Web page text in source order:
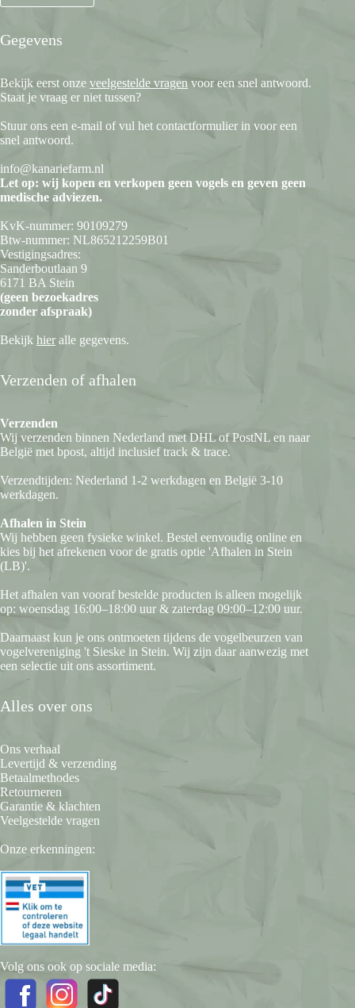
Gegevens
Bekijk eerst onze veelgestelde vragenvoor een snel antwoord.
Staat je vraag er niet tussen?
Stuur ons een e-mail of vul het contactformulier in voor een
snel antwoord.
info@kanariefarm.nl
Let op: wij kopen en verkopen geen vogels en geven geen
medische adviezen.
KvK-nummer: 90109279
Btw-nummer: NL865212259B01
Vestigingsadres:
Sanderboutlaan 9
6171 BA Stein
(geen bezoekadres
zonder afspraak)
Bekijk hier alle gegevens.
Verzenden of afhalen
Verzenden
Wij verzenden binnen Nederland met DHL of PostNL en naar
België met bpost, altijd inclusief track & trace.
Verzendtijden: Nederland 1-2 werkdagen en België 3-10
werkdagen.
Afhalen in Stein
Wij hebben geen fysieke winkel. Bestel eenvoudig online en
kies bij het afrekenen voor de gratis optie 'Afhalen in Stein
(LB)'.
Het afhalen van vooraf bestelde producten is alleen mogelijk
op: woensdag 16:00–18:00 uur & zaterdag 09:00–12:00 uur.
Daarnaast kun je ons ontmoeten tijdens de vogelbeurzen van
vogelvereniging 't Sieske in Stein. Wij zijn daar aanwezig met
een selectie uit ons assortiment.
Alles over ons
Ons verhaal
Levertijd & verzending
Betaalmethodes
Retourneren
Garantie & klachten
Veelgestelde vragen
Onze erkenningen:
Volg ons ook op sociale media: